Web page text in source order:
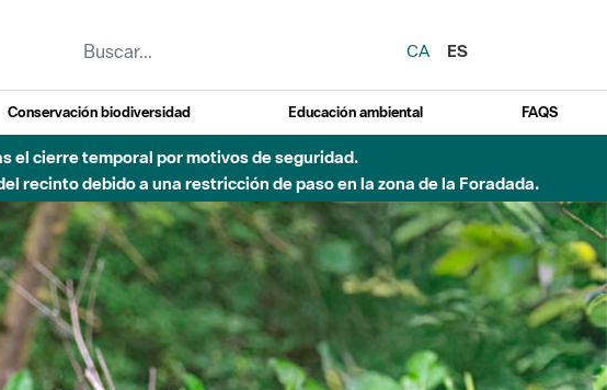
CA
ES
Conservación biodiversidad Educación ambiental FAQS
debido a obras de construcción de una pasarela sobre el río